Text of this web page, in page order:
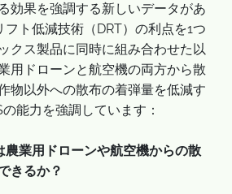
効果を強調する新しいデータがあ
フト低減技術（DRT）の利点を1つ
クス製品に同時に組み合わせた以
用ドローンと航空機の両方から散
物以外への散布の着弾量を低減す
能力を強調しています：
業用ドローンや航空機からの散
きるか？